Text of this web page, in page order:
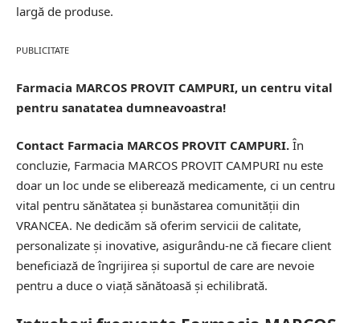
largă de produse.
PUBLICITATE
Farmacia MARCOS PROVIT CAMPURI, un centru vital
pentru sanatatea dumneavoastra!
Contact Farmacia MARCOS PROVIT CAMPURI. În
concluzie, Farmacia MARCOS PROVIT CAMPURI nu este
doar un loc unde se eliberează medicamente, ci un centru
vital pentru sănătatea și bunăstarea comunității din
VRANCEA. Ne dedicăm să oferim servicii de calitate,
personalizate și inovative, asigurându-ne că fiecare client
beneficiază de îngrijirea și suportul de care are nevoie
pentru a duce o viață sănătoasă și echilibrată.